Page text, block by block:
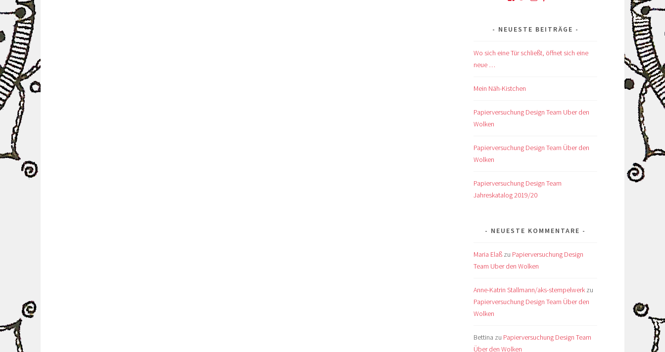
Facebook
TwitterInstagram
PinterestYouTube
NEUESTE BEITRÄGE
Wo sich eine Tür schließt, öffnet sich eine
neue …
Mein Näh-Kistchen
Papierversuchung Design Team Uber den
Wolken
Papierversuchung Design Team Über den
Wolken
Papierversuchung Design Team
Jahreskatalog 2019/20
NEUESTE KOMMENTARE
Maria Elaß zu Papierversuchung Design
Team Uber den Wolken
Anne-Katrin Stallmann/aks-stempelwerk zu
Papierversuchung Design Team Über den
Wolken
Bettina zu Papierversuchung Design Team
Über den Wolken